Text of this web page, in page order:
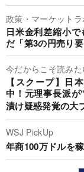
政策・マーケットラ
日米金利差縮小
だ「第3の円売り
今だからこそ読み
【スクープ】日
中！元理事長派
漬け疑惑発覚の大
WSJ PickUp
年商100万ドルを